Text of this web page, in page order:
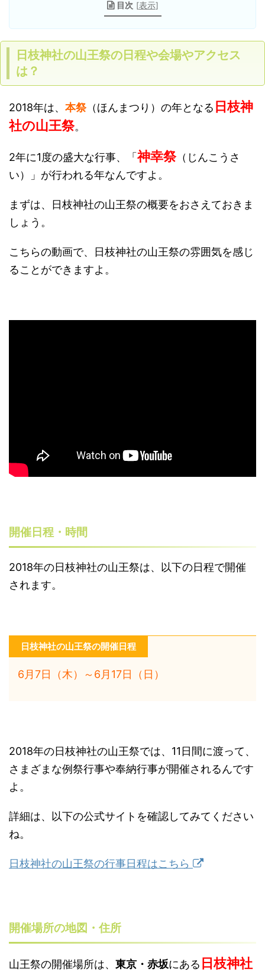
目次 [表示]
日枝神社の山王祭の日程や会場やアクセス
は？
2018年は、 本祭（ほんまつり）の年となる 日枝神
社の山王祭。
2年に1度の盛大な行事、「神幸祭（じんこうさ
い）」が行われる年なんですよ。
まずは、日枝神社の山王祭の概要をおさえておきま
しょう。
こちらの動画で、日枝神社の山王祭の雰囲気を感じ
ることができますよ。
開催日程・時間
2018年の日枝神社の山王祭は、以下の日程で開催
されます。
日枝神社の山王祭の開催日程
6月7日（木）～6月17日（日）
2018年の日枝神社の山王祭では、11日間に渡って、
さまざまな例祭行事や奉納行事が開催されるんです
よ。
詳細は、以下の公式サイトを確認してみてください
ね。
日枝神社の山王祭の行事日程はこちら
開催場所の地図・住所
山王祭の開催場所は、 東京・赤坂にある 日枝神社